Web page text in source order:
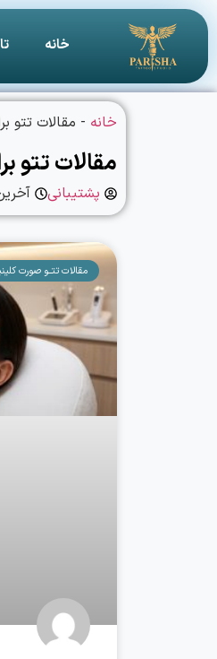
خانه
خانه - مقالات تتو
مقالات تتو
پشتیبانی آخرین
مقالات تتــو صورت